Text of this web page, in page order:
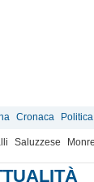
Cronaca Politica
Saluzzese